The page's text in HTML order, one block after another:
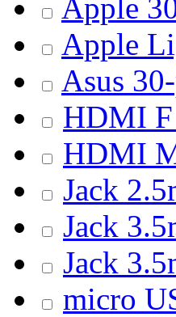
Apple
Apple
Asus
HDMI
HDMI
Jack
Jack
Jack
micro